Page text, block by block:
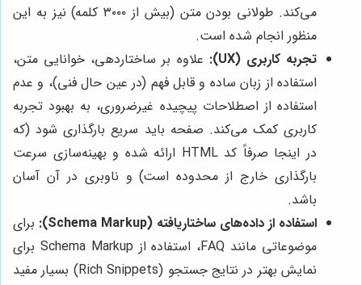
می‌کند. طولانی بودن متن (بیش از ۳۰۰۰ کلمه) نیز به این
منظور انجام شده است.
تجربه کاربری (UX):
علاوه بر ساختاردهی، خوانایی متن،
استفاده از زبان ساده و قابل فهم (در عین حال فنی)، و عدم
استفاده از اصطلاحات پیچیده غیرضروری، به بهبود تجربه
کاربری کمک می‌کند. صفحه باید سریع بارگذاری شود (که
در اینجا صرفاً کد HTML ارائه شده و بهینه‌سازی سرعت
بارگذاری خارج از محدوده است) و ناوبری در آن آسان
باشد.
استفاده از داده‌های ساختاریافته (Schema Markup):
برای
موضوعاتی مانند FAQ، استفاده از Schema Markup برای
نمایش بهتر در نتایج جستجو (Rich Snippets) بسیار مفید